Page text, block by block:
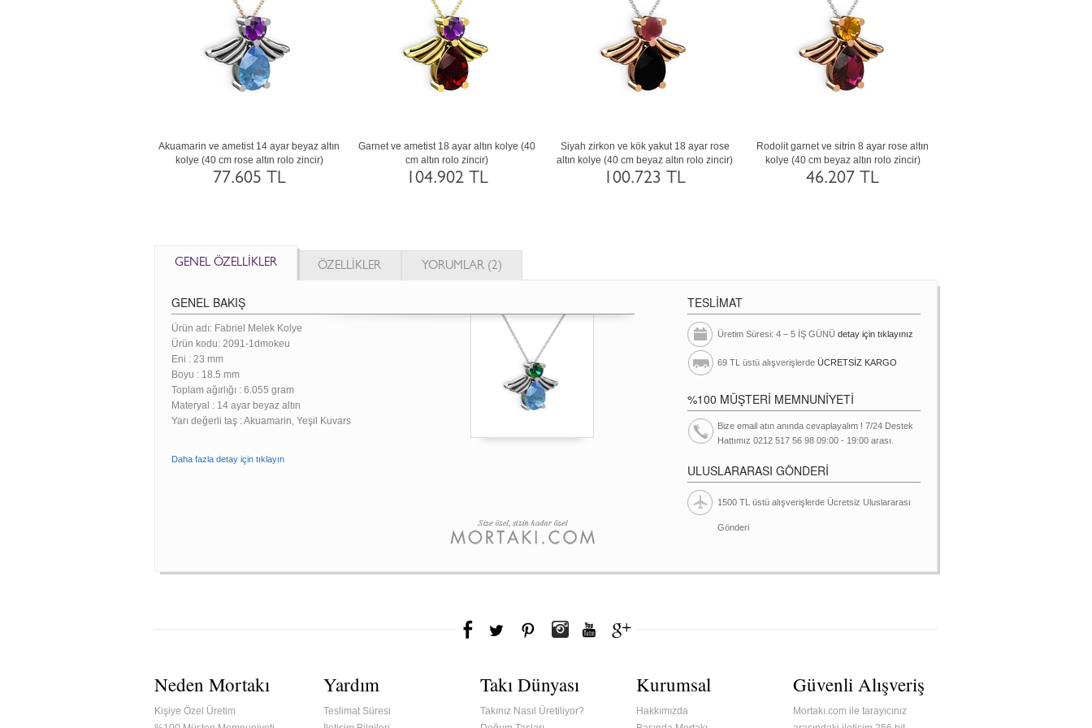
Akuamarin ve ametist 14 ayar beyaz altın
kolye (40 cm rose altın rolo zincir)
77.605 TL
Garnet ve ametist 18 ayar altın kolye (40
cm altın rolo zincir)
104.902 TL
Siyah zirkon ve kök yakut 18 ayar rose
altın kolye (40 cm beyaz altın rolo zincir)
100.723 TL
Rodolit garnet ve sitrin 8 ayar rose altın
kolye (40 cm beyaz altın rolo zincir)
46.207 TL
GENEL ÖZELLİKLER ÖZELLİKLER YORUMLAR (2)
GENEL BAKIŞ
Ürün adı: Fabriel Melek Kolye
Ürün kodu: 2091-1dmokeu
Eni : 23 mm
Boyu : 18.5 mm
Toplam ağırlığı : 6.055 gram
Materyal : 14 ayar beyaz altın
Yarı değerli taş : Akuamarin, Yeşil Kuvars
Daha fazla detay için tıklayın
TESLİMAT
Üretim Süresi: 4 – 5 İŞ GÜNÜ detay için tıklayınız
69 TL üstü alışverişlerde ÜCRETSİZ KARGO
%100 MÜŞTERİ MEMNUNİYETİ
Bize email atın anında cevaplayalım ! 7/24 Destek
Hattımız 0212 517 56 98 09:00 - 19:00 arası.
ULUSLARARASI GÖNDERİ
1500 TL üstü alışverişlerde Ücretsiz Uluslararası
Gönderi
Neden Mortakı
Kişiye Özel Üretim
Yardım
Teslimat Süresi
Takı Dünyası
Takınız Nasıl Üretiliyor?
Kurumsal
Hakkımızda
Güvenli Alışveriş
Mortakı.com ile tarayıcınız